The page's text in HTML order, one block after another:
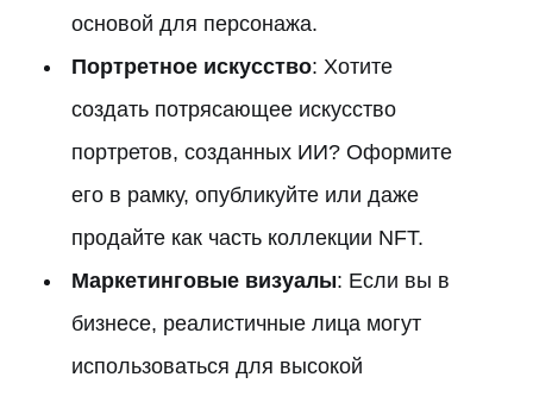
основой для персонажа.
Портретное искусство: Хотите
создать потрясающее искусство
портретов, созданных ИИ? Оформите
его в рамку, опубликуйте или даже
продайте как часть коллекции NFT.
Маркетинговые визуалы: Если вы в
бизнесе, реалистичные лица могут
использоваться для высокой